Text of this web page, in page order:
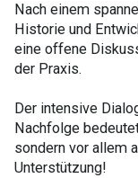
Nach einem
Historie und
eine offene
der Praxis.
Der intensive
Nachfolge
sondern vor allem
Unterstützung!